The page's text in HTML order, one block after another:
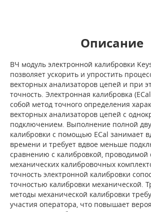
Описание
ВЧ модуль электронной калибровки
позволяет ускорить и упростить
векторных анализаторов цепей и при
точность. Электронная калибровка
собой метод точного определения
векторных анализаторов цепей с
подключением. Выполнение полной
калибровки с помощью ECal занимает
времени и требует вдвое меньше
сравнению с калибровкой,
механических калибровочных
точность электронной калибровки
точностью калибровки механической.
методы механической калибровки
участия оператора, что повышает